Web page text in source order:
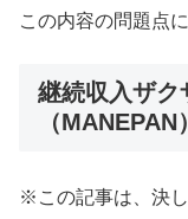
この内容の問題点
継続収入ザク
（
※この記事は、決